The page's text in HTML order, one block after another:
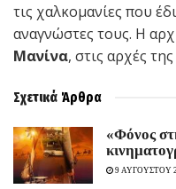
τις χαλκομανίες που
αναγνώστες τους. Η
Μανίνα, στις αρχές της
Σχετικά Άρθρα
«Φόνος
9 ΑΥΓΟΥΣΤΟΥ